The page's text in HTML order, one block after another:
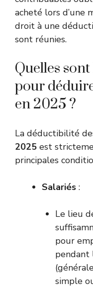
acheté lors d’une
droit à une
sont réunies.
Quelles
pour
en 2025 ?
La déductibilité
2025 est
principales
Salariés :
Le lieu
pour
pendant
simple